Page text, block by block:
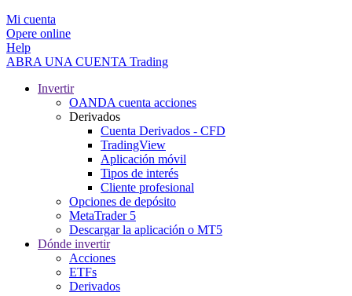
Mi cuenta
Opere online
Help
ABRA UNA CUENTA Trading
Invertir
OANDA cuenta acciones
Derivados
Cuenta Derivados - CFD
TradingView
Aplicación móvil
Tipos de interés
Cliente profesional
Opciones de depósito
MetaTrader 5
Descargar la aplicación o MT5
Dónde invertir
Acciones
ETFs
Derivados